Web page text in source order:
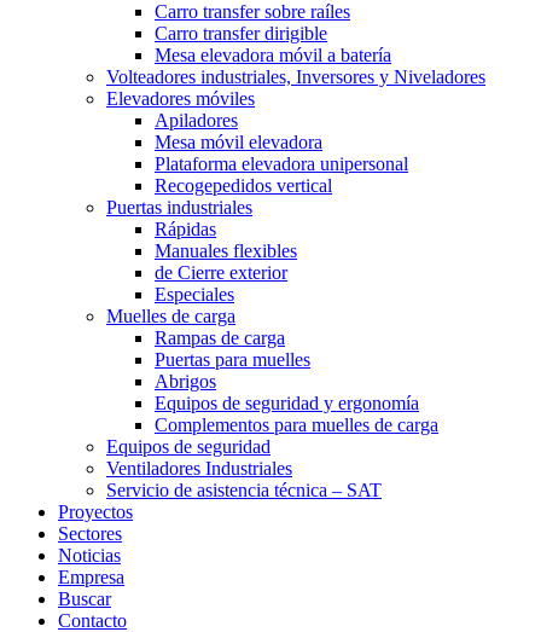
Carro transfer sobre raíles
Carro transfer dirigible
Mesa elevadora móvil a batería
Volteadores industriales, Inversores y Niveladores
Elevadores móviles
Apiladores
Mesa móvil elevadora
Plataforma elevadora unipersonal
Recogepedidos vertical
Puertas industriales
Rápidas
Manuales flexibles
de Cierre exterior
Especiales
Muelles de carga
Rampas de carga
Puertas para muelles
Abrigos
Equipos de seguridad y ergonomía
Complementos para muelles de carga
Equipos de seguridad
Ventiladores Industriales
Servicio de asistencia técnica – SAT
Proyectos
Sectores
Noticias
Empresa
Buscar
Contacto